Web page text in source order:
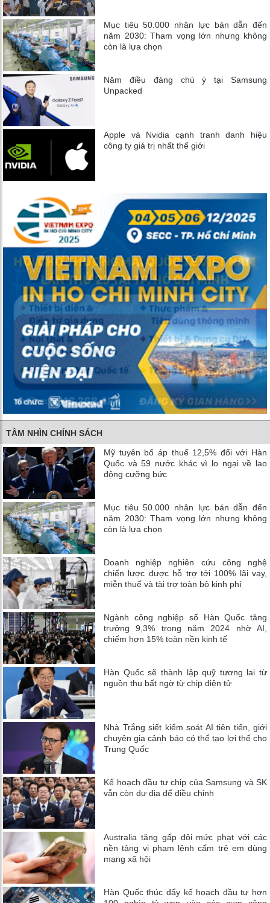
Mục tiêu 50.000 nhân lực bán dẫn đến
năm 2030: Tham vọng lớn nhưng không
còn là lựa chọn
Năm điều đáng chú ý tại Samsung
Unpacked
Apple và Nvidia cạnh tranh danh hiệu
công ty giá trị nhất thế giới
TẦM NHÌN CHÍNH SÁCH
Mỹ tuyên bố áp thuế 12,5% đối với Hàn
Quốc và 59 nước khác vì lo ngại về lao
động cưỡng bức
Mục tiêu 50.000 nhân lực bán dẫn đến
năm 2030: Tham vọng lớn nhưng không
còn là lựa chọn
Doanh nghiệp nghiên cứu công nghệ
chiến lược được hỗ trợ tới 100% lãi vay,
miễn thuế và tài trợ toàn bộ kinh phí
Ngành công nghiệp số Hàn Quốc tăng
trưởng 9,3% trong năm 2024 nhờ AI,
chiếm hơn 15% toàn nền kinh tế
Hàn Quốc sẽ thành lập quỹ tương lai từ
nguồn thu bất ngờ từ chip điện tử
Nhà Trắng siết kiểm soát AI tiên tiến, giới
chuyên gia cảnh báo có thể tạo lợi thế cho
Trung Quốc
Kế hoạch đầu tư chip của Samsung và SK
vẫn còn dư địa để điều chỉnh
Australia tăng gấp đôi mức phạt với các
nền tảng vi phạm lệnh cấm trẻ em dùng
mạng xã hội
Hàn Quốc thúc đẩy kế hoạch đầu tư hơn